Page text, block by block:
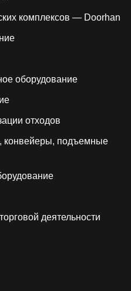
комплексов — Doorhan
оборудование
отходов
конвейеры, подъемные
деятельности